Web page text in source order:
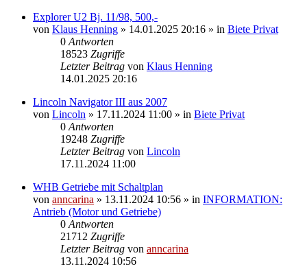
Explorer U2 Bj. 11/98, 500,-
von Klaus Henning » 14.01.2025 20:16 » in Biete Privat
0 Antworten
18523 Zugriffe
Letzter Beitrag von Klaus Henning
14.01.2025 20:16
Lincoln Navigator III aus 2007
von Lincoln » 17.11.2024 11:00 » in Biete Privat
0 Antworten
19248 Zugriffe
Letzter Beitrag von Lincoln
17.11.2024 11:00
WHB Getriebe mit Schaltplan
von anncarina » 13.11.2024 10:56 » in INFORMATION:
Antrieb (Motor und Getriebe)
0 Antworten
21712 Zugriffe
Letzter Beitrag von anncarina
13.11.2024 10:56